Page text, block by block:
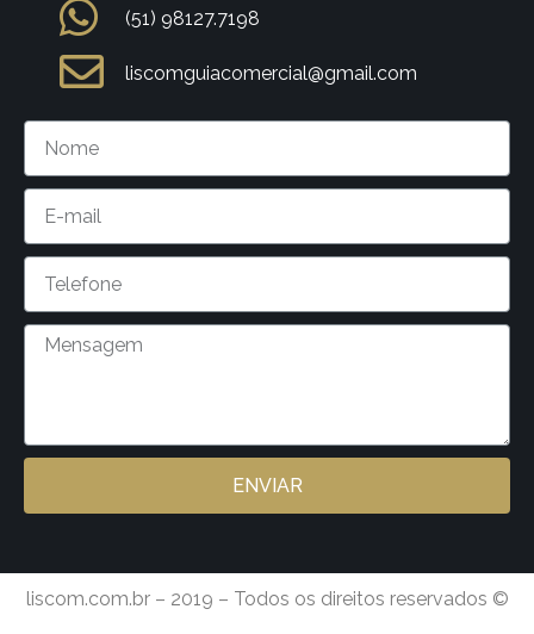
(51) 98127.7198
liscomguiacomercial@gmail.com
ENVIAR
liscom.com.br – 2019 – Todos os direitos reservados ©